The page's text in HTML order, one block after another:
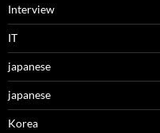
Interview
IT
japanese
japanese
Korea